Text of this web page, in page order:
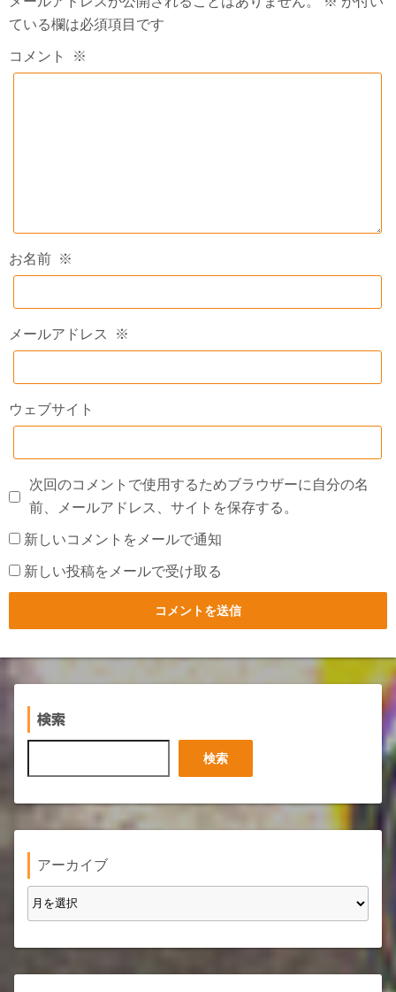
ている欄は必須項目です
コメント ※
お名前 ※
メールアドレス ※
ウェブサイト
次回のコメントで使用するためブラウザーに自分の名
前、メールアドレス、サイトを保存する。
新しいコメントをメールで通知
新しい投稿をメールで受け取る
検索
索
検索
アーカイブ